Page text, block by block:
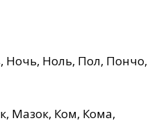
Ночь, Ноль, Пол, Пончо,
Мазок, Ком, Кома,